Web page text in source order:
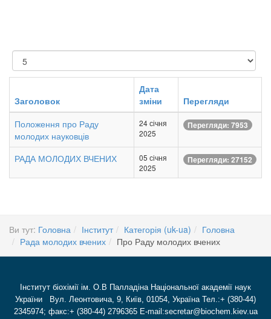
Показувати
Заголовок
Дата
зміни
Перегляди
Положення про Раду
молодих науковців
24 січня
2025
Перегляди: 7953
РАДА МОЛОДИХ ВЧЕНИХ
05 січня
2025
Перегляди: 27152
Ви тут: Головна Інститут Категорія (uk-ua)
Головна
Рада молодих вчених
Про Раду молодих вчених
Інститут біохімії ім. О.В Палладіна Національної академії наук
України Вул. Леонтовича, 9, Київ, 01054, Україна Тел.:+ (380-44)
2345974; факс:+ (380-44) 2796365 E-mail:secretar@biochem.kiev.ua